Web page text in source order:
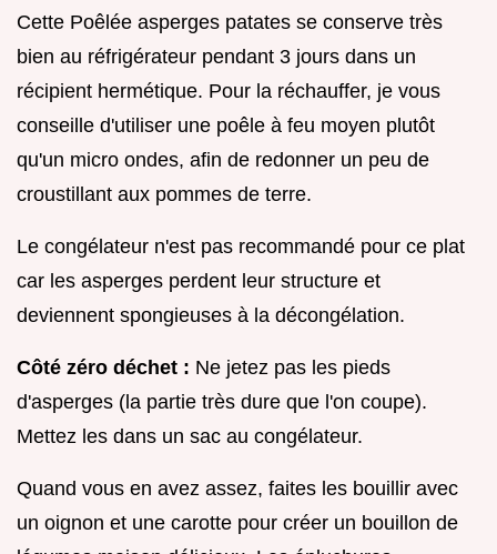
Cette Poêlée asperges patates se conserve très
bien au réfrigérateur pendant 3 jours dans un
récipient hermétique. Pour la réchauffer, je vous
conseille d'utiliser une poêle à feu moyen plutôt
qu'un micro ondes, afin de redonner un peu de
croustillant aux pommes de terre.
Le congélateur n'est pas recommandé pour ce plat
car les asperges perdent leur structure et
deviennent spongieuses à la décongélation.
Côté zéro déchet : Ne jetez pas les pieds
d'asperges (la partie très dure que l'on coupe).
Mettez les dans un sac au congélateur.
Quand vous en avez assez, faites les bouillir avec
un oignon et une carotte pour créer un bouillon de